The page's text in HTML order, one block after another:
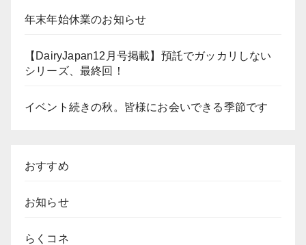
年末年始休業のお知らせ
【DairyJapan12月号掲載】預託でガッカリしない
シリーズ、最終回！
イベント続きの秋。皆様にお会いできる季節です
おすすめ
お知らせ
らくコネ